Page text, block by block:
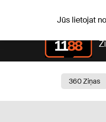
Jūs lietojat
360 Ziņas